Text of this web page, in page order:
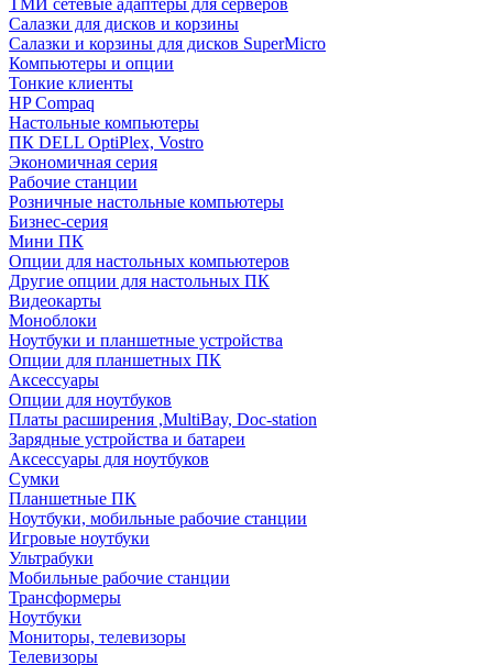
ТМИ сетевые адаптеры для серверов
Салазки для дисков и корзины
Салазки и корзины для дисков SuperMicro
Компьютеры и опции
Тонкие клиенты
HP Compaq
Настольные компьютеры
ПК DELL OptiPlex, Vostro
Экономичная серия
Рабочие станции
Розничные настольные компьютеры
Бизнес-серия
Мини ПК
Опции для настольных компьютеров
Другие опции для настольных ПК
Видеокарты
Моноблоки
Ноутбуки и планшетные устройства
Опции для планшетных ПК
Аксессуары
Опции для ноутбуков
Платы расширения ,MultiBay, Doc-station
Зарядные устройства и батареи
Аксессуары для ноутбуков
Сумки
Планшетные ПК
Ноутбуки, мобильные рабочие станции
Игровые ноутбуки
Ультрабуки
Мобильные рабочие станции
Трансформеры
Ноутбуки
Мониторы, телевизоры
Телевизоры